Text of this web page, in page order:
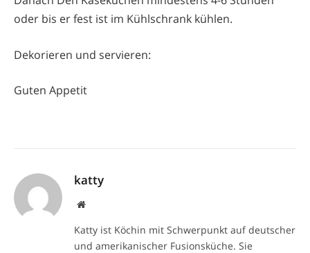
oder bis er fest ist im Kühlschrank kühlen.
Dekorieren und servieren:
Guten Appetit
katty
Website
Katty ist Köchin mit Schwerpunkt auf deutscher
und amerikanischer Fusionsküche. Sie